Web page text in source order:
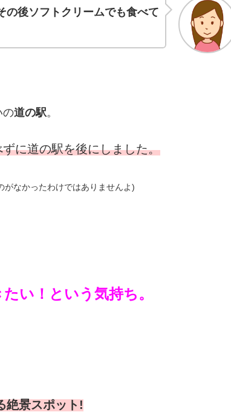
の後ソフトクリームでも食べて
の道の駅。
に道の駅を後にしました。
がなかったわけではありませんよ)
い！という気持ち。
絶景スポット!